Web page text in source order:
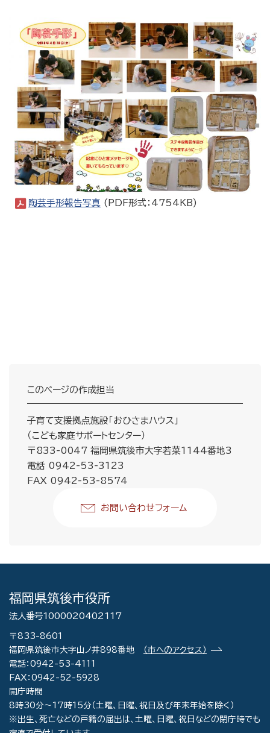
陶芸手形報告写真 (PDF形式：4754KB)
このページの作成担当
子育て支援拠点施設「おひさまハウス」
（こども家庭サポートセンター）
〒833-0047 福岡県筑後市大字若菜1144番地3
電話 0942-53-3123
FAX 0942-53-8574
お問い合わせフォーム
福岡県筑後市役所
法人番号1000020402117
〒833-8601
福岡県筑後市大字山ノ井898番地
（市へのアクセス）
電話：0942-53-4111
FAX：0942-52-5928
開庁時間
8時30分～17時15分（土曜、日曜、祝日及び年末年始を除く）
※出生、死亡などの戸籍の届出は、土曜、日曜、祝日などの閉庁時でも